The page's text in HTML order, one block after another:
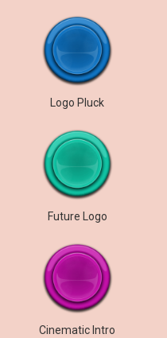
Logo Pluck
Future Logo
Cinematic Intro